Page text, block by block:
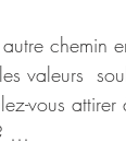
chemin
valeurs
vous
…